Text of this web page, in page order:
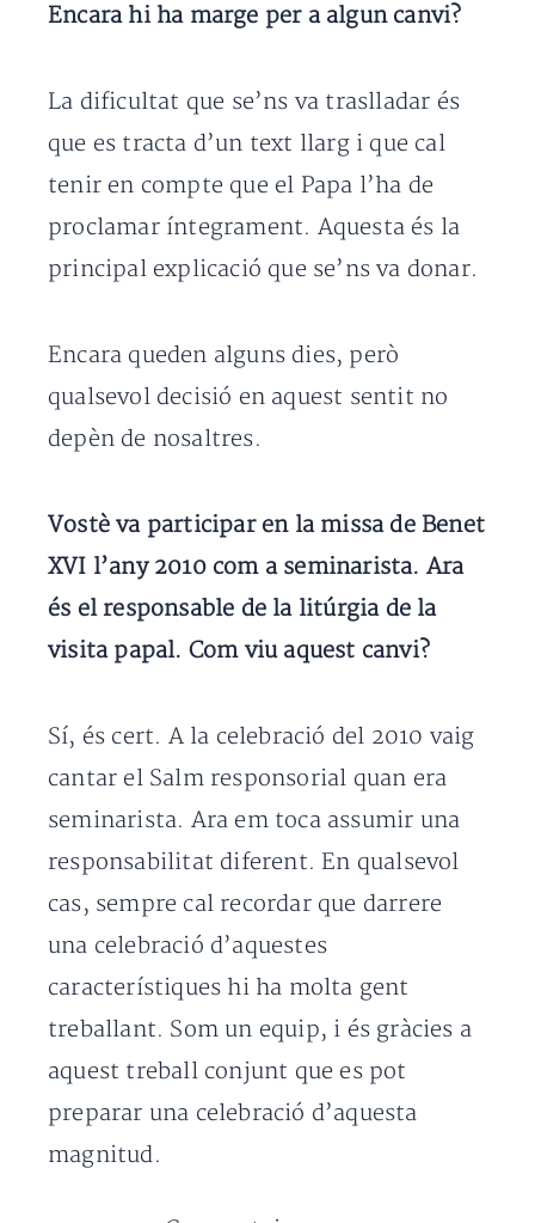
Encara hi ha marge per a algun canvi?
La dificultat que se’ns va traslladar és
que es tracta d’un text llarg i que cal
tenir en compte que el Papa l’ha de
proclamar íntegrament. Aquesta és la
principal explicació que se’ns va donar.
Encara queden alguns dies, però
qualsevol decisió en aquest sentit no
depèn de nosaltres.
Vostè va participar en la missa de Benet
XVI l’any 2010 com a seminarista. Ara
és el responsable de la litúrgia de la
visita papal. Com viu aquest canvi?
Sí, és cert. A la celebració del 2010 vaig
cantar el Salm responsorial quan era
seminarista. Ara em toca assumir una
responsabilitat diferent. En qualsevol
cas, sempre cal recordar que darrere
una celebració d’aquestes
característiques hi ha molta gent
treballant. Som un equip, i és gràcies a
aquest treball conjunt que es pot
preparar una celebració d’aquesta
magnitud.